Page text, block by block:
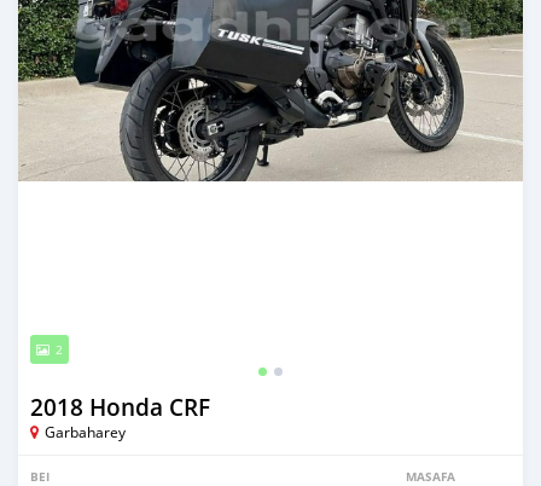
2
2018 Honda CRF
Garbaharey
BEI MASAFA